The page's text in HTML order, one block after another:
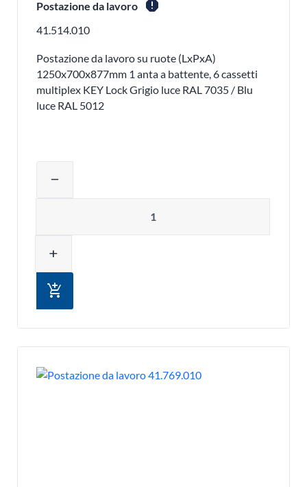
Postazione da lavoro report
41.514.010
Postazione da lavoro su ruote (LxPxA)
1250x700x877mm 1 anta a battente, 6 cassetti
multiplex KEY Lock Grigio luce RAL 7035 / Blu
luce RAL 5012
remove
add
add_shopping_cart